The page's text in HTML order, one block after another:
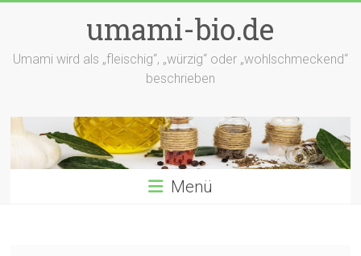
umami-bio.de
Umami wird als „fleischig“, „würzig“ oder „wohlschmeckend“
beschrieben
Menü